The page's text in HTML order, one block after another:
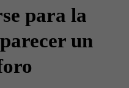
para la
un